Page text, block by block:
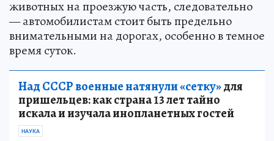
животных на проезжую часть, следовательно
— автомобилистам стоит быть предельно
внимательными на дорогах, особенно в темное
время суток.
Над СССР военные натянули «сетку»для
пришельцев: как страна 13 лет тайно
искала и изучала инопланетных гостей
НАУКА